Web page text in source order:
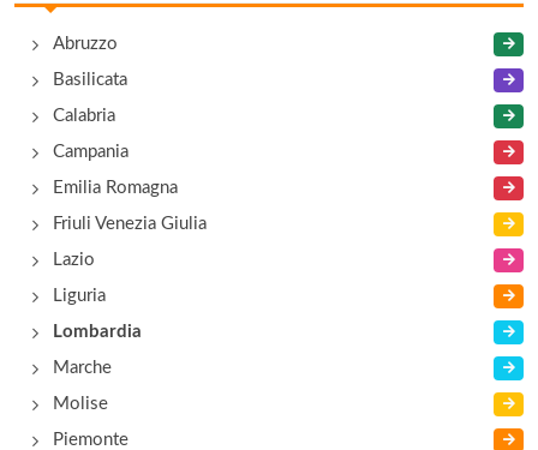
Abruzzo
Basilicata
Calabria
Campania
Emilia Romagna
Friuli Venezia Giulia
Lazio
Liguria
Lombardia
Marche
Molise
Piemonte